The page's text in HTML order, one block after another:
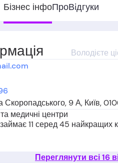
Бізнес інфоПроВiдгуки
Володієте
Скоропадського, 9 А, Київ,
та медичні центри
11 серед 45 найкращих
Переглянути всі 16